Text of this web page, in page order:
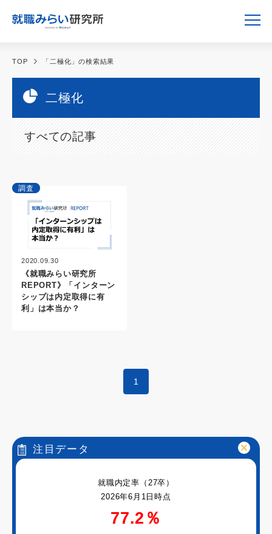
TOP 「二極化」の検索結果
二極化
すべての記事
調査
2020.09.30
《就職みらい研究所
REPORT》「インターン
シップは内定取得に有
利」は本当か？
1
注目データ
就職内定率（27卒）
2026年6月1日時点
77.2％